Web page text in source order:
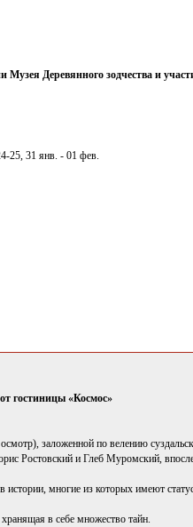
Музея Деревянного зодчества и
25, 31 янв. - 01 фев.
гостиницы «Космос»
заложенной по велению
Ростовский и Глеб Муромский,
истории, многие из которых имеют
в себе множество тайн.